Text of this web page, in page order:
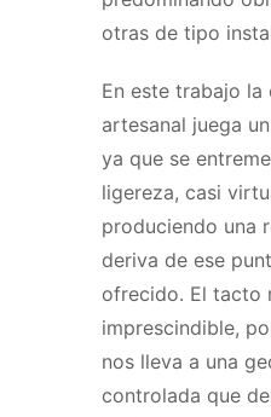
otras de tipo
En este trabajo la
artesanal juega
ya que se
ligereza, casi
produciendo una
deriva de ese
ofrecido. El tacto
imprescindible,
nos lleva a una
controlada que